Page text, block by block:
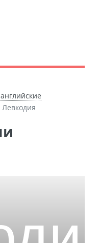
английские
Левкодия